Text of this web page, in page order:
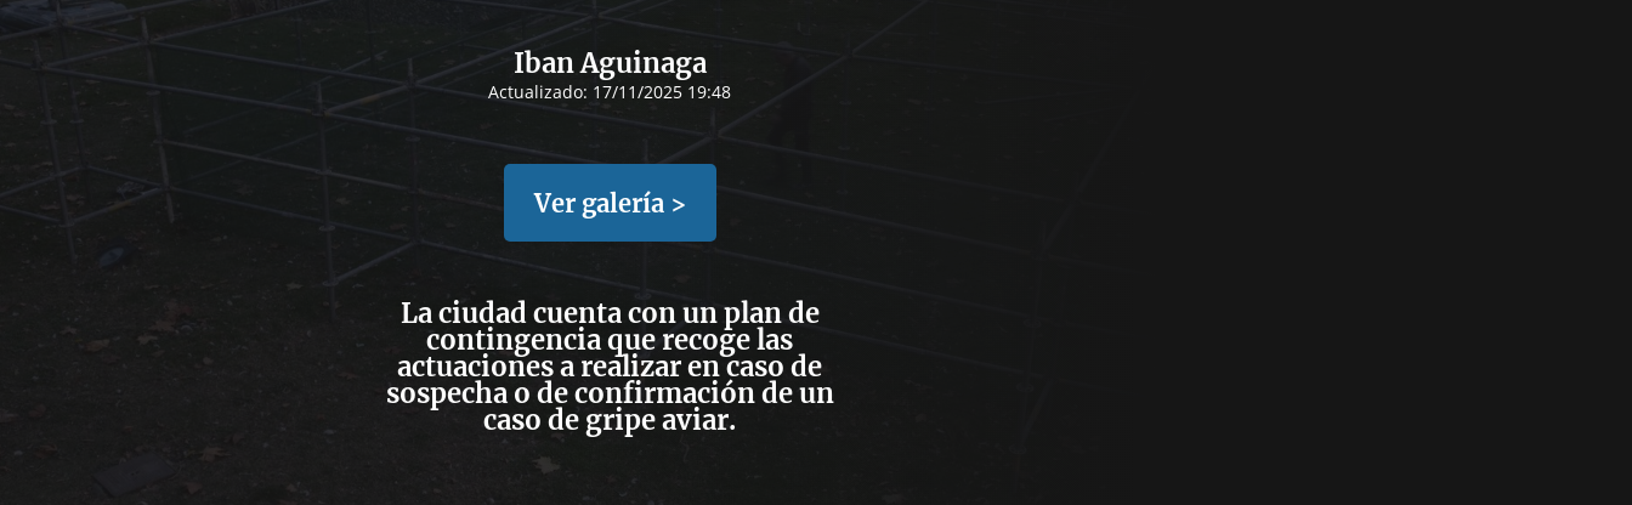
Iban Aguinaga
Actualizado: 17/11/2025 19:48
Ver galería >
La ciudad cuenta con un plan de
contingencia que recoge las
actuaciones a realizar en caso de
sospecha o de confirmación de un
caso de gripe aviar.